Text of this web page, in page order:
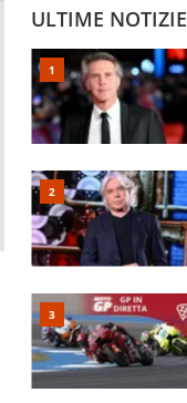
ULTIME NOTIZIE